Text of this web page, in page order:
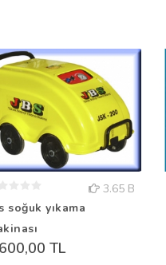
3.65 B
soğuk yıkama
TL